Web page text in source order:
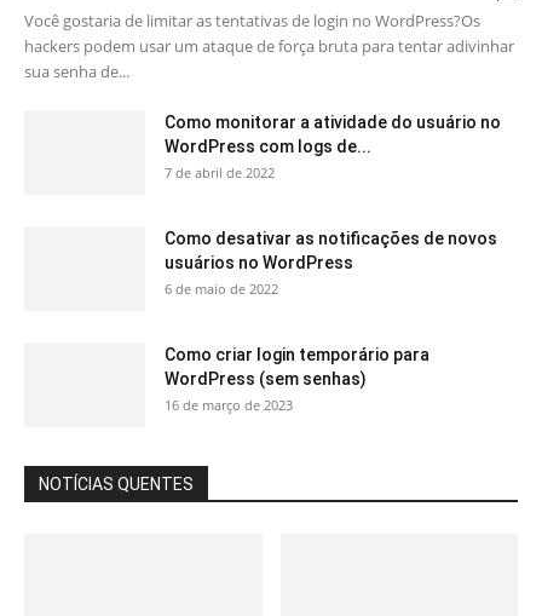
Você gostaria de limitar as tentativas de login no WordPress?Os
hackers podem usar um ataque de força bruta para tentar adivinhar
sua senha de...
Como monitorar a atividade do usuário no
WordPress com logs de...
7 de abril de 2022
Como desativar as notificações de novos
usuários no WordPress
6 de maio de 2022
Como criar login temporário para
WordPress (sem senhas)
16 de março de 2023
NOTÍCIAS QUENTES